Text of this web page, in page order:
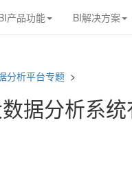
产品功能 BI解决方案
分析平台专题 >
据分析系统